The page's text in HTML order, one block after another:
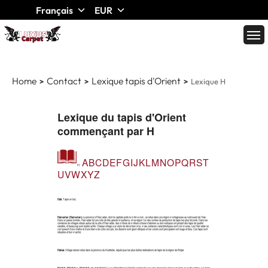
Français EUR
Home Contact Lexique tapis d'Orient Lexique H
Lexique du tapis d'Orient
commençant par H
H ABCDEFGIJKLMNOPQRST
UVWXYZ
Hali:Tapis en turc.
Hamadan (Hamedan):La province d’Hamadan, dont la capitale porte le même nom, se situe dans une région montagneuse au nord-ouest de l’Iran.
Dans un passé lointain, Hamadan fut une ville de très grande importance, et sa région l’un des centres de production de tapis les plus féconds. Dans les
centaines de villages situés autour de la ville d’Hamadan, des milliers de métiers à tisser d’ateliers ou domestiques ont produit des tapis de qualité
variable, et beaucoup sont restés actifs. Chaque village a un style de décor bien à lui, mais certaines caractéristiques sont communes. Les Hamadan se
composent d’une chaîne et d’une trame de coton simple, les dessins sont géométriques et les coloris sont principalement rouge et bleu. Ces tapis sont
robustes et bon marché.
Halvai:Village iranien situé dans la province du Kurdistan, réputé pour les plus belles réalisations de tapis de la région de Bidjar.